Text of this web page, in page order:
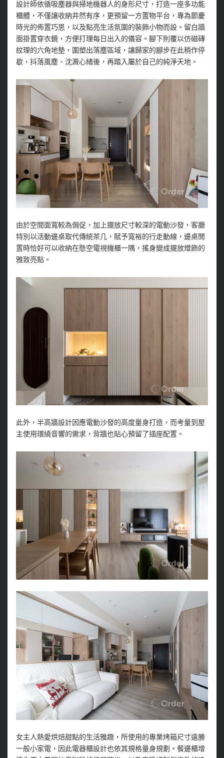
設計師依循吸塵器與掃地機器人的身形尺寸，打造一座多功能
櫃體，不僅讓收納井然有序，更預留一方置物平台，專為節慶
時光的佈置巧思，以及點亮生活氛圍的裝飾小物而設。留白牆
面掛置穿衣鏡，方便打理每日出入的儀容。腳下則覆以仿磁磚
紋理的六角地墊，圍塑出落塵區域，讓歸家的腳步在此稍作停
歇，抖落風塵、沈澱心緒後，再踏入屬於自己的純淨天地。
由於空間面寬較為侷促，加上擺放尺寸較深的電動沙發，客廳
特別以活動邊桌取代傳統茶几，賦予寬裕的行走動線，邊桌閒
置時恰好可以收納在懸空電視機櫃一隅，搖身變成擺放燈飾的
雅致亮點。
此外，半高牆設計因應電動沙發的高度量身打造，而考量到屋
主使用環繞音響的需求，背牆也貼心預留了插座配置。
女主人熱愛烘焙甜點的生活雅趣，所使用的專業烤箱尺寸遠勝
一般小家電，因此電器櫃設計也依其規格量身規劃。餐邊櫃增